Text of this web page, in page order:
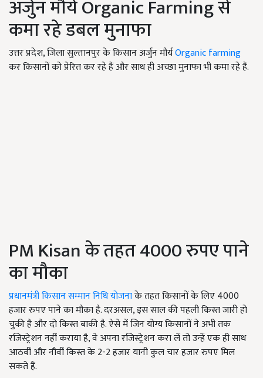
अर्जुन मौर्य Organic Farming से
कमा रहे डबल मुनाफा
उत्तर प्रदेश, जिला सुल्तानपुर के किसान अर्जुन मौर्यOrganic farming
कर किसानों को प्रेरित कर रहे हैं और साथ ही अच्छा मुनाफा भी कमा रहे हैं.
PM Kisan के तहत 4000 रुपए पाने
का मौका
प्रधानमंत्री किसान सम्मान निधि योजनाके तहत किसानों के लिए 4000
हजार रुपए पाने का मौका है. दरअसल, इस साल की पहली किस्त जारी हो
चुकी है और दो किस्त बाकी है. ऐसे में जिन योग्य किसानों ने अभी तक
रजिस्ट्रेशन नहीं कराया है, वे अपना रजिस्ट्रेशन करा लें तो उन्हें एक ही साथ
आठवीं और नौवीं किस्त के 2-2 हजार यानी कुल चार हजार रुपए मिल
सकते हैं.